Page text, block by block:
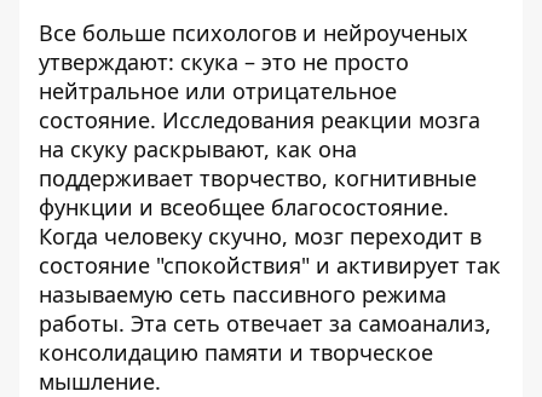
Все больше психологов и нейроученых
утверждают: скука – это не просто
нейтральное или отрицательное
состояние. Исследования реакции мозга
на скуку раскрывают, как она
поддерживает творчество, когнитивные
функции и всеобщее благосостояние.
Когда человеку скучно, мозг переходит в
состояние "спокойствия" и активирует так
называемую сеть пассивного режима
работы. Эта сеть отвечает за самоанализ,
консолидацию памяти и творческое
мышление.